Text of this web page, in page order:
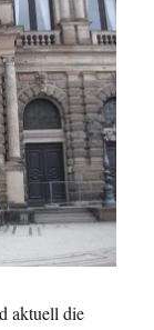
aktuell die